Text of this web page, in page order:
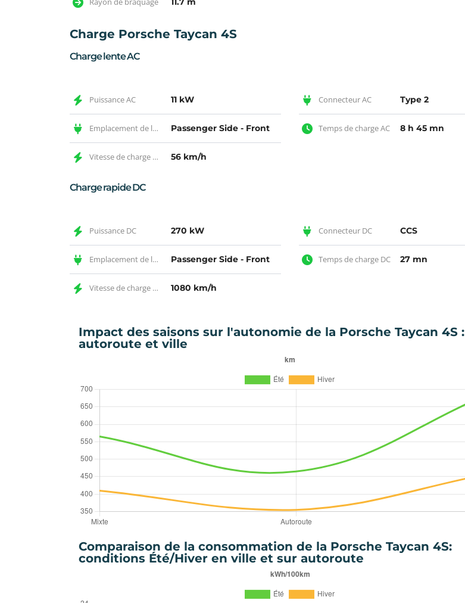
Charge Porsche Taycan 4S
Charge lente AC
Puissance AC 11 kW Connecteur AC Type 2
Emplacement de la prise AC Passenger Side - Front Temps de charge AC 8 h 45 mn
Vitesse de charge AC 56 km/h
Charge rapide DC
Puissance DC 270 kW Connecteur DC CCS
Emplacement de la prise DC Passenger Side - Front Temps de charge DC 27 mn
Vitesse de charge DC 1080 km/h
Impact des saisons sur l'autonomie de la Porsche Taycan 4S :
autoroute et ville
Comparaison de la consommation de la Porsche Taycan 4S:
conditions Été/Hiver en ville et sur autoroute